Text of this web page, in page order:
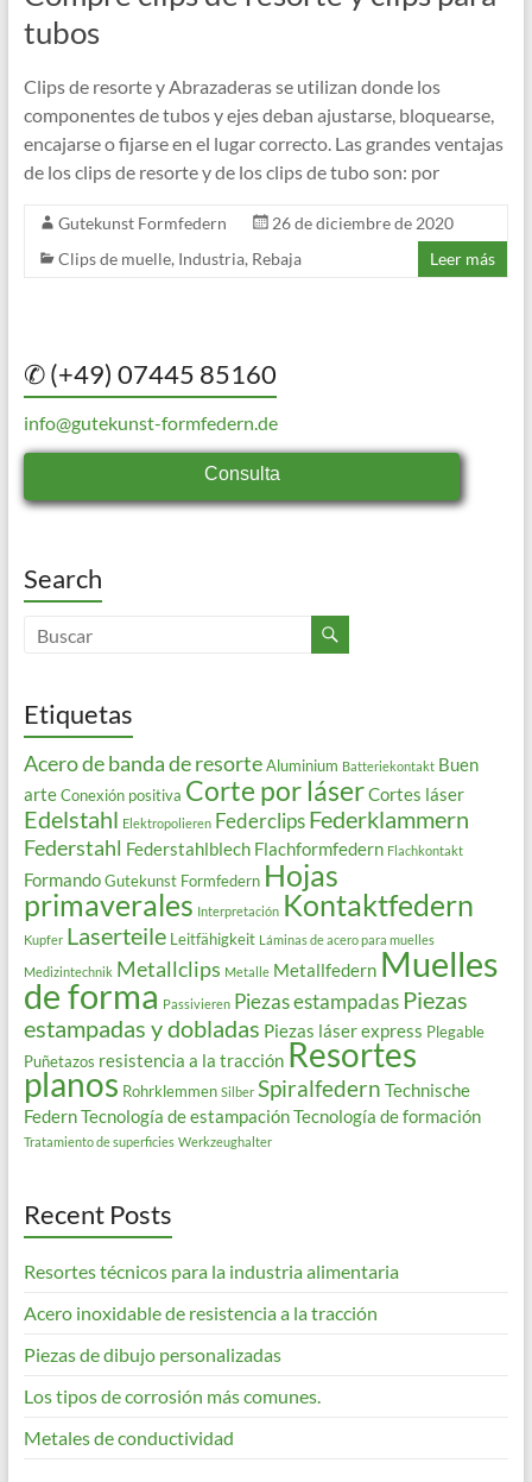
tubos
Clips de resorte y Abrazaderas se utilizan donde los
componentes de tubos y ejes deban ajustarse, bloquearse,
encajarse o fijarse en el lugar correcto. Las grandes ventajas
de los clips de resorte y de los clips de tubo son: por
Gutekunst Formfedern
26 de diciembre de 2020
Clips de muelle, Industria, Rebaja Leer más
✆ (+49) 07445 85160
info@gutekunst-formfedern.de
Consulta
Search
Etiquetas
Acero de banda de resorte Aluminium Batteriekontakt Buen
arte Conexión positiva Corte por láserCortes láser
Edelstahl Elektropolieren Federclips Federklammern
Federstahl Federstahlblech Flachformfedern Flachkontakt
Formando Gutekunst Formfedern Hojas
primaverales Interpretación Kontaktfedern
Kupfer Laserteile Leitfähigkeit Láminas de acero para muelles
Medizintechnik Metallclips Metalle Metallfedern Muelles
de forma Passivieren Piezas estampadas Piezas
estampadas y dobladas Piezas láser express Plegable
Puñetazos resistencia a la tracción Resortes
planos Rohrklemmen Silber Spiralfedern Technische
FedernTecnología de estampaciónTecnología de formación
Tratamiento de superficies Werkzeughalter
Recent Posts
Resortes técnicos para la industria alimentaria
Acero inoxidable de resistencia a la tracción
Piezas de dibujo personalizadas
Los tipos de corrosión más comunes.
Metales de conductividad